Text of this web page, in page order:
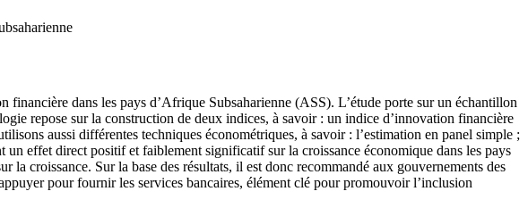
dans les pays d’Afrique Subsaharienne (ASS). L’étude porte sur un échantillon
repose sur la construction de deux indices, à savoir : un indice d’innovation financière
aussi différentes techniques économétriques, à savoir : l’estimation en panel simple ;
un effet direct positif et faiblement significatif sur la croissance économique dans les pays
croissance. Sur la base des résultats, il est donc recommandé aux gouvernements des
pour fournir les services bancaires, élément clé pour promouvoir l’inclusion